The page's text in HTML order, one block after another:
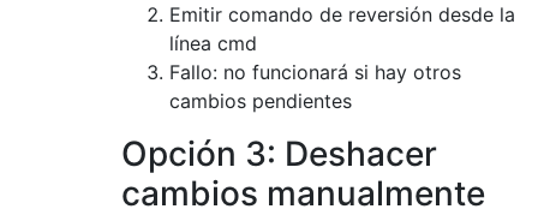
Emitir comando de reversión desde la
línea cmd
Fallo: no funcionará si hay otros
cambios pendientes
Opción 3: Deshacer
cambios manualmente